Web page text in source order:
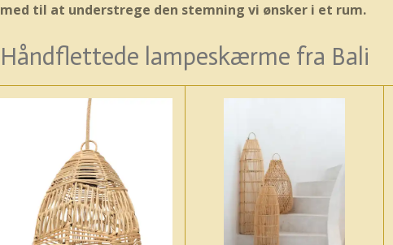
med til at understrege den stemning vi ønsker i et rum.
Håndflettede lampeskærme fra Bali